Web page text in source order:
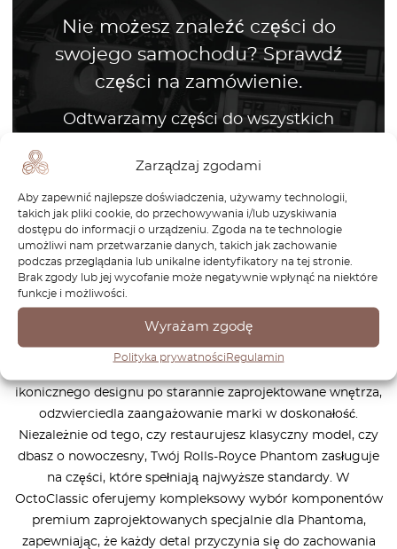
Zarządzaj zgodami
Aby zapewnić najlepsze doświadczenia, używamy technologii,
takich jak pliki cookie, do przechowywania i/lub uzyskiwania
dostępu do informacji o urządzeniu. Zgoda na te technologie
umożliwi nam przetwarzanie danych, takich jak zachowanie
podczas przeglądania lub unikalne identyfikatory na tej stronie.
Brak zgody lub jej wycofanie może negatywnie wpłynąć na niektóre
funkcje i możliwości.
Wyrażam zgodę
Polityka prywatnościRegulamin
Nie możesz znaleźć części do
swojego samochodu? Sprawdź
części na zamówienie.
Odtwarzamy części do wszystkich
Jak to działa?
Rolls-Royce Phantom to szczyt luksusu, wyrafinowania i
mistrzowskiej sztuki motoryzacyjnej. Od momentu
swojego powstania, Phantom wyznacza standardy
doskonałości, oferując niezrównaną kombinację wydajności,
ikonicznego designu po starannie zaprojektowane wnętrza,
odzwierciedla zaangażowanie marki w doskonałość.
Niezależnie od tego, czy restaurujesz klasyczny model, czy
dbasz o nowoczesny, Twój Rolls-Royce Phantom zasługuje
na części, które spełniają najwyższe standardy. W
OctoClassic oferujemy kompleksowy wybór komponentów
premium zaprojektowanych specjalnie dla Phantoma,
zapewniając, że każdy detal przyczynia się do zachowania